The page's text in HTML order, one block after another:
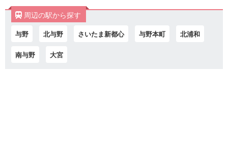
周辺の駅から探す
与野 北与野 さいたま新都心 与野本町 北浦和
南与野 大宮